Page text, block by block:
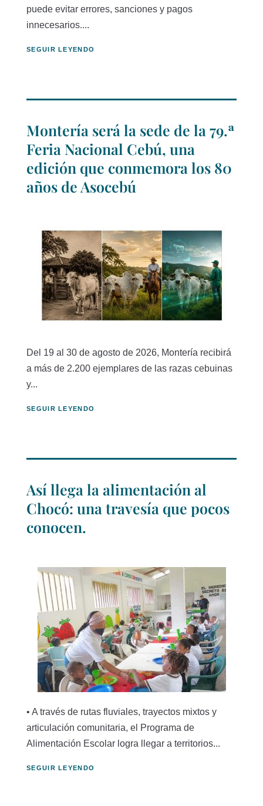
puede evitar errores, sanciones y pagos
innecesarios....
SEGUIR LEYENDO
Montería será la sede de la 79.ª
Feria Nacional Cebú, una
edición que conmemora los 80
años de Asocebú
Del 19 al 30 de agosto de 2026, Montería recibirá
a más de 2.200 ejemplares de las razas cebuinas
y...
SEGUIR LEYENDO
Así llega la alimentación al
Chocó: una travesía que pocos
conocen.
• A través de rutas fluviales, trayectos mixtos y
articulación comunitaria, el Programa de
Alimentación Escolar logra llegar a territorios...
SEGUIR LEYENDO